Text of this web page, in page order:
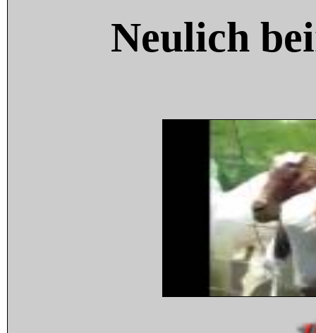
Neulich